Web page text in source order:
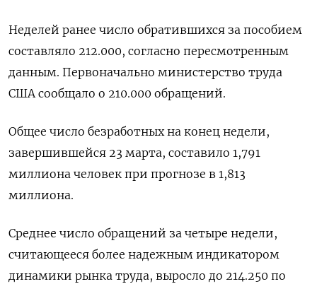
Неделей ранее число обратившихся за пособием
составляло 212.000, согласно пересмотренным
данным. Первоначально министерство труда
США сообщало о 210.000 обращений.
Общее число безработных на конец недели,
завершившейся 23 марта, составило 1,791
миллиона человек при прогнозе в 1,813
миллиона.
Среднее число обращений за четыре недели,
считающееся более надежным индикатором
динамики рынка труда, выросло до 214.250 по